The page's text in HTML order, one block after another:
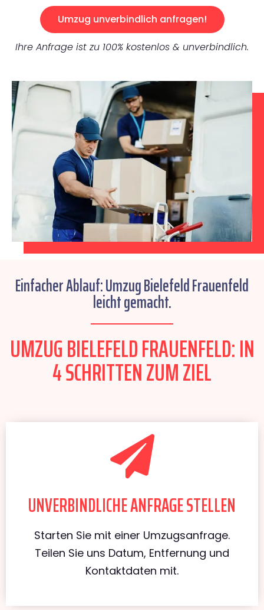
Umzug unverbindlich anfragen!
Ihre Anfrage ist zu 100% kostenlos & unverbindlich.
Einfacher Ablauf: Umzug Bielefeld Frauenfeld
leicht gemacht.
UMZUG BIELEFELD FRAUENFELD: IN
4 SCHRITTEN ZUM ZIEL
UNVERBINDLICHE ANFRAGE STELLEN
Starten Sie mit einer Umzugsanfrage.
Teilen Sie uns Datum, Entfernung und
Kontaktdaten mit.